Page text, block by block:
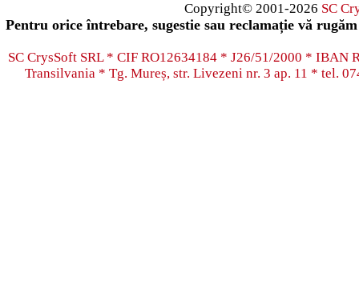
Copyright© 2001-2026 SC
Pentru orice întrebare, sugestie sau reclamație vă
SC CrysSoft SRL * CIF RO12634184 * J26/51/2000 * IBAN
Transilvania * Tg. Mureș, str. Livezeni nr. 3 ap. 11 * tel.